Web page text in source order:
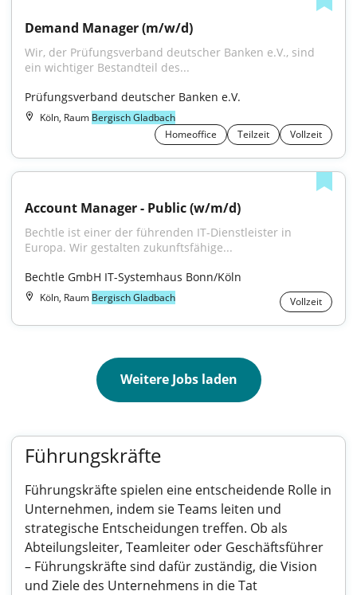
Demand Manager (m/w/d)
Wir, der Prüfungsverband deutscher Banken e.V., sind
ein wichtiger Bestandteil des...
Prüfungsverband deutscher Banken e.V.
Köln, Raum Bergisch Gladbach
Homeoffice
Teilzeit Vollzeit
Account Manager - Public (w/m/d)
Bechtle ist einer der führenden IT-Dienstleister in
Europa. Wir gestalten zukunftsfähige...
Bechtle GmbH IT-Systemhaus Bonn/Köln
Köln, Raum Bergisch Gladbach Vollzeit
Weitere Jobs laden
Führungskräfte
Führungskräfte spielen eine entscheidende Rolle in
Unternehmen, indem sie Teams leiten und
strategische Entscheidungen treffen. Ob als
Abteilungsleiter, Teamleiter oder Geschäftsführer
– Führungskräfte sind dafür zuständig, die Vision
und Ziele des Unternehmens in die Tat